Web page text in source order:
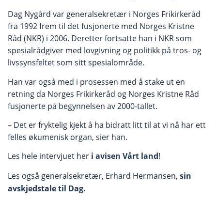
Dag Nygård var generalsekretær i Norges Frikirkeråd
fra 1992 frem til det fusjonerte med Norges Kristne
Råd (NKR) i 2006. Deretter fortsatte han i NKR som
spesialrådgiver med lovgivning og politikk på tros- og
livssynsfeltet som sitt spesialområde.
Han var også med i prosessen med å stake ut en
retning da Norges Frikirkeråd og Norges Kristne Råd
fusjonerte på begynnelsen av 2000-tallet.
– Det er fryktelig kjekt å ha bidratt litt til at vi nå har ett
felles økumenisk organ, sier han.
Les hele intervjuet her i avisen Vårt land!
Les også generalsekretær, Erhard Hermansen, sin
avskjedstale til Dag.